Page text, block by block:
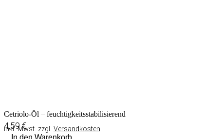
Cetriolo-Öl – feuchtigkeitsstabilisierend
4,59€
inkl. Mwst. zzgl. Versandkosten